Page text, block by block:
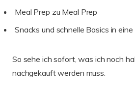
Meal Prep zu Meal Prep
Snacks und schnelle Basics in
So sehe ich sofort, was ich noch
nachgekauft werden muss.